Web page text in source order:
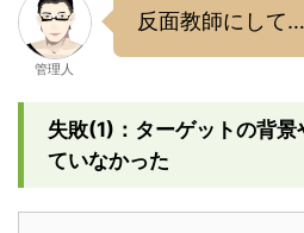
管理人
反面教師にして
失敗(1)：ターゲットの背
ていなかった